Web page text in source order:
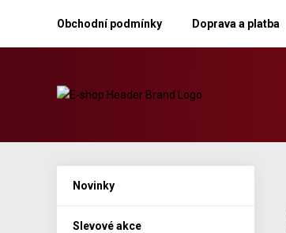
Obchodní podmínky Doprava a platba
Novinky
Slevové akce